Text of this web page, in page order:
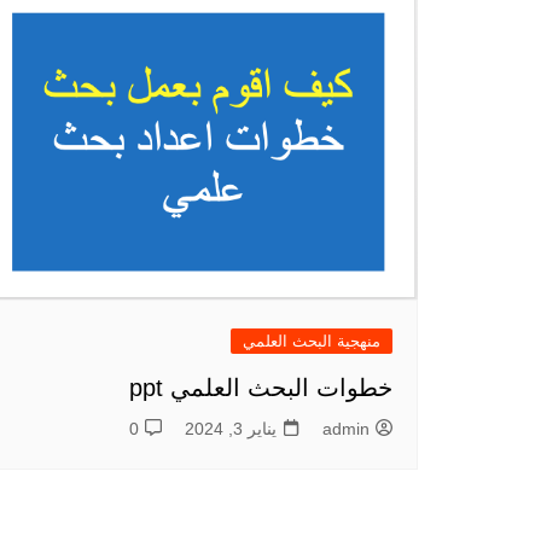
منهجية البحث العلمي
خطوات البحث العلمي ppt
admin يناير 3, 2024 0